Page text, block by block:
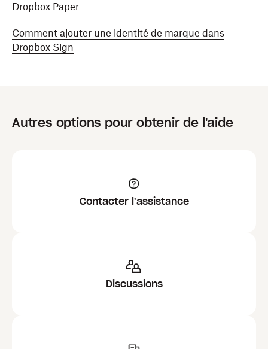
Dropbox Paper
Comment ajouter une identité de marque dans
Dropbox Sign
Autres options pour obtenir de l'aide
Contacter l'assistance
Discussions